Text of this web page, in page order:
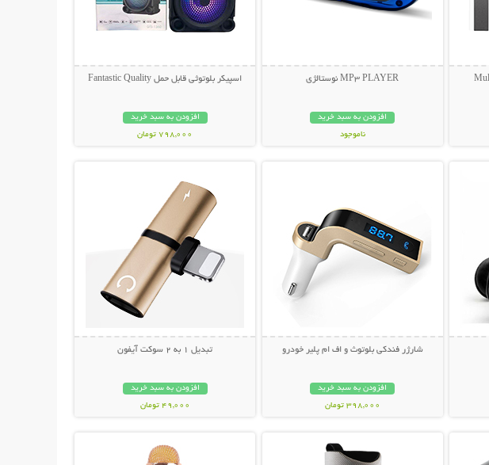
MP3 PLAYER نوستالژی
افزودن به سبد خرید
ناموجود
اسپیکر بلوتوثی قابل حمل Fantastic Quality
افزودن به سبد خرید
798,000 تومان
شارژر فندکی بلوتوث و اف ام پلیر خودرو
افزودن به سبد خرید
398,000 تومان
تبدیل 1 به 2 سوکت آیفون
افزودن به سبد خرید
49,000 تومان